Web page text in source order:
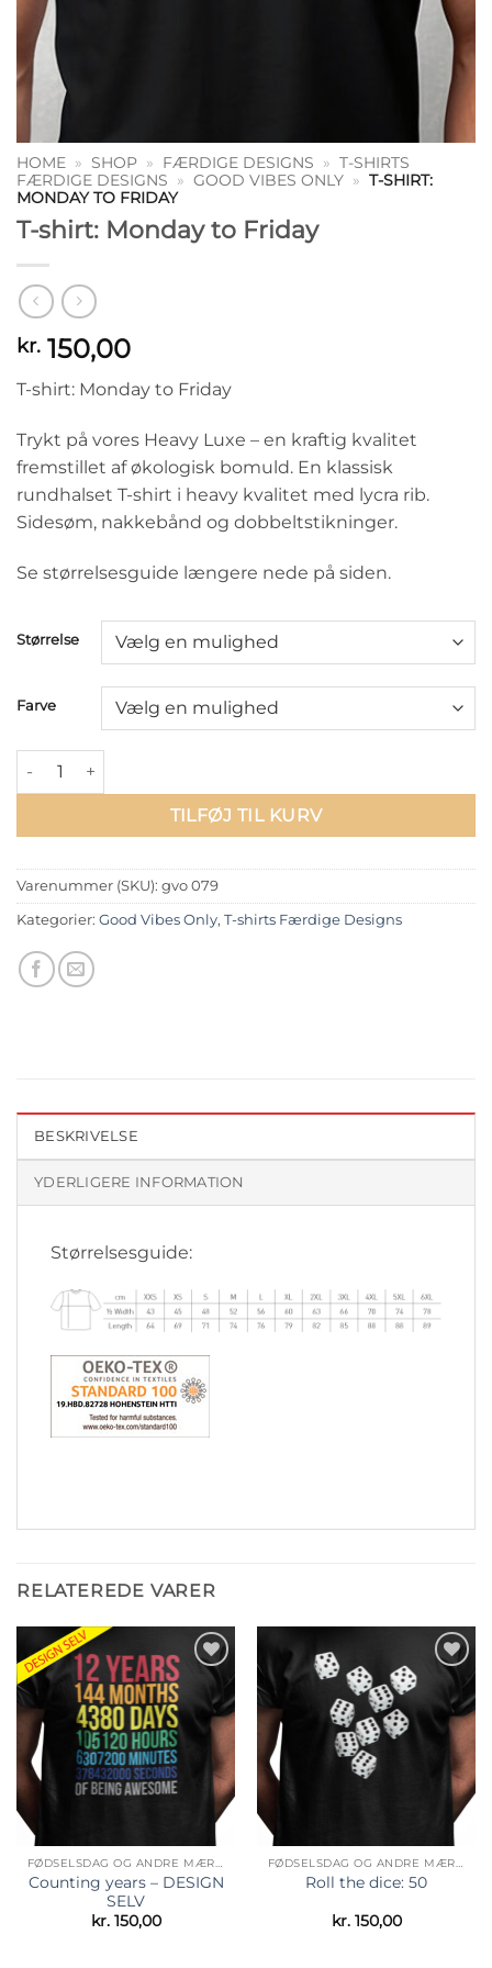
HOME » SHOP » FÆRDIGE DESIGNS » T-SHIRTS
FÆRDIGE DESIGNS
» GOOD VIBES ONLY » T-SHIRT:
MONDAY TO FRIDAY
T-shirt: Monday to Friday
kr. 150,00
T-shirt: Monday to Friday
Trykt på vores Heavy Luxe – en kraftig kvalitet
fremstillet af økologisk bomuld. En klassisk
rundhalset T-shirt i heavy kvalitet med lycra rib.
Sidesøm, nakkebånd og dobbeltstikninger.
Se størrelsesguide længere nede på siden.
Størrelse
Farve
T-shirt: Monday to Friday antal
TILFØJ TIL KURV
Varenummer (SKU): gvo 079
Kategorier: Good Vibes Only, T-shirts Færdige Designs
BESKRIVELSE
YDERLIGERE INFORMATION
Størrelsesguide:
RELATEREDE VARER
Tilføj til
ønskeliste
FØDSELSDAG OG ANDRE MÆRKEDAGE
Counting years – DESIGN
SELV
kr.150,00
Tilføj til
ønskeliste
FØDSELSDAG OG ANDRE MÆRKEDAGE
Roll the dice: 50
kr.150,00